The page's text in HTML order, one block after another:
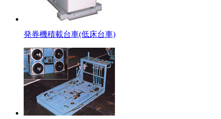
発券機積載台車(低床台車)